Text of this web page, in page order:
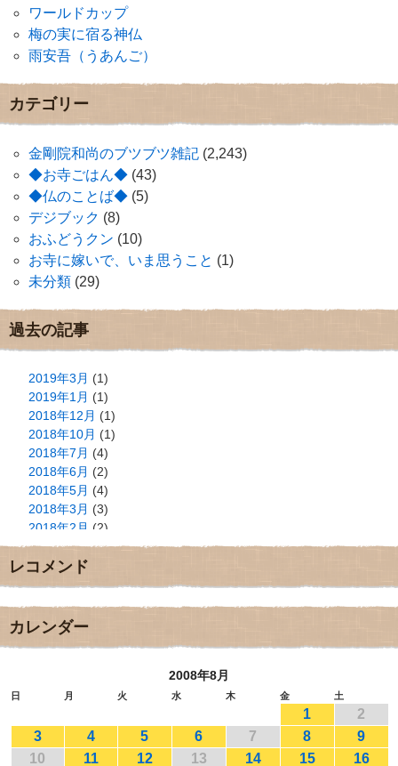
ワールドカップ
梅の実に宿る神仏
雨安吾（うあんご）
カテゴリー
金剛院和尚のブツブツ雑記 (2,243)
◆お寺ごはん◆ (43)
◆仏のことば◆ (5)
デジブック (8)
おふどうクン (10)
お寺に嫁いで、いま思うこと (1)
未分類 (29)
過去の記事
2019年3月 (1)
2019年1月 (1)
2018年12月 (1)
2018年10月 (1)
2018年7月 (4)
2018年6月 (2)
2018年5月 (4)
2018年3月 (3)
2018年2月 (2)
2018年1月(2)
2017年12月
2017年11月(3)
2017年9月
2017年8月
2017年5月
2017年3月(1)
2017年2月(1)
レコメンド
カレンダー
2008年8月
日 月 火 水 木 金 土
1
2
3
4 5 6 7 8
9
10
11 12 13 14 15 16